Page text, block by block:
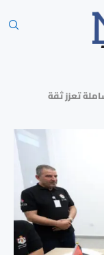
تعزز ثقة